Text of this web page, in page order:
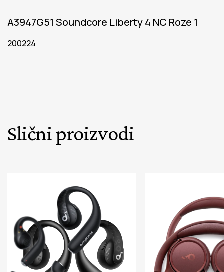
A3947G51 Soundcore Liberty 4 NC Roze 1
200224
Slični proizvodi